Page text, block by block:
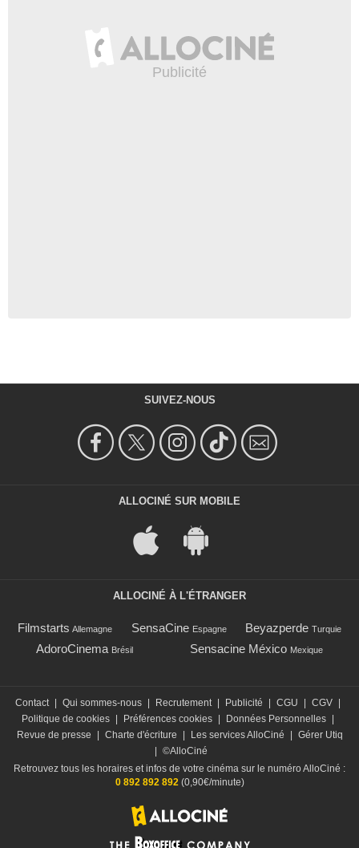
SUIVEZ-NOUS
ALLOCINÉ SUR MOBILE
ALLOCINÉ À L'ÉTRANGER
Filmstarts Allemagne SensaCine Espagne Beyazperde Turquie
AdoroCinema Brésil Sensacine México Mexique
Contact Qui sommes-nous Recrutement Publicité CGU CGV
Politique de cookies
Préférences cookies Données Personnelles
Revue de presse
Charte d'écriture Les services AlloCiné
Gérer Utiq
©AlloCiné
Retrouvez tous les horaires et infos de votre cinéma sur le numéro AlloCiné :
0 892 892 892(0,90€/minute)